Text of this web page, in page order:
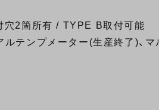
穴2箇所有 / TYPE B取付可能
ルテンプメーター(生産終了)、